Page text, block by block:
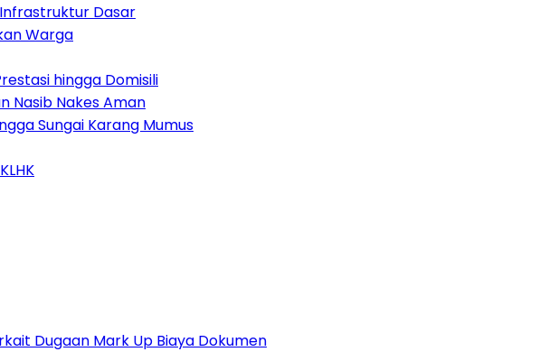
Dasar
Warga
hingga Domisili
Nasib Nakes Aman
Sungai Karang Mumus
Dugaan Mark Up Biaya Dokumen